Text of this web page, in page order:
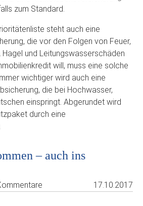
zum Standard.
steht auch eine
die vor den Folgen von Feuer,
Hagel und Leitungswasserschäden
will, muss eine solche
wichtiger wird auch eine
die bei Hochwasser,
einspringt. Abgerundet wird
durch eine
– auch ins
17.10.2017